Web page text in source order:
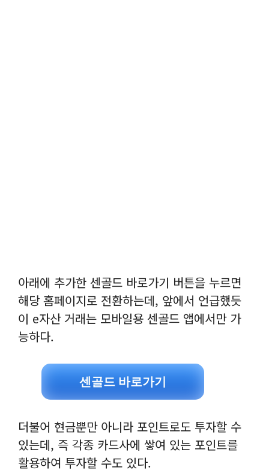
아래에 추가한 센골드 바로가기 버튼을 누르면
해당 홈페이지로 전환하는데, 앞에서 언급했듯
이 e자산 거래는 모바일용 센골드 앱에서만 가
능하다.
센골드 바로가기
더불어 현금뿐만 아니라 포인트로도 투자할 수
있는데, 즉 각종 카드사에 쌓여 있는 포인트를
활용하여 투자할 수도 있다.